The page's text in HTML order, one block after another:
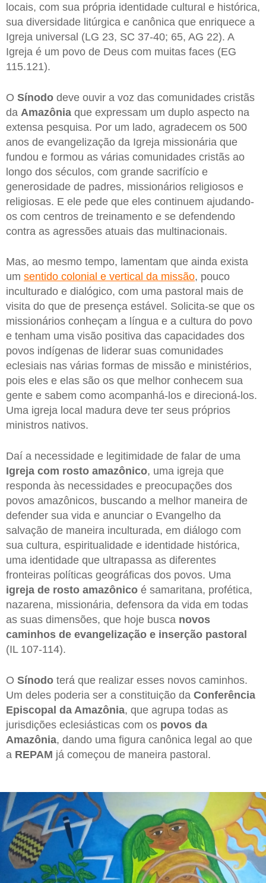
locais, com sua própria identidade cultural e histórica,
sua diversidade litúrgica e canônica que enriquece a
Igreja universal (LG 23, SC 37-40; 65, AG 22). A
Igreja é um povo de Deus com muitas faces (EG
115.121).
O Sínodo deve ouvir a voz das comunidades cristãs
da Amazônia que expressam um duplo aspecto na
extensa pesquisa. Por um lado, agradecem os 500
anos de evangelização da Igreja missionária que
fundou e formou as várias comunidades cristãs ao
longo dos séculos, com grande sacrifício e
generosidade de padres, missionários religiosos e
religiosas. E ele pede que eles continuem ajudando-
os com centros de treinamento e se defendendo
contra as agressões atuais das multinacionais.
Mas, ao mesmo tempo, lamentam que ainda exista
um sentido colonial e vertical da missão, pouco
inculturado e dialógico, com uma pastoral mais de
visita do que de presença estável. Solicita-se que os
missionários conheçam a língua e a cultura do povo
e tenham uma visão positiva das capacidades dos
povos indígenas de liderar suas comunidades
eclesiais nas várias formas de missão e ministérios,
pois eles e elas são os que melhor conhecem sua
gente e sabem como acompanhá-los e direcioná-los.
Uma igreja local madura deve ter seus próprios
ministros nativos.
Daí a necessidade e legitimidade de falar de uma
Igreja com rosto amazônico, uma igreja que
responda às necessidades e preocupações dos
povos amazônicos, buscando a melhor maneira de
defender sua vida e anunciar o Evangelho da
salvação de maneira inculturada, em diálogo com
sua cultura, espiritualidade e identidade histórica,
uma identidade que ultrapassa as diferentes
fronteiras políticas geográficas dos povos. Uma
igreja de rosto amazônico é samaritana, profética,
nazarena, missionária, defensora da vida em todas
as suas dimensões, que hoje busca novos
caminhos de evangelização e inserção pastoral
(IL 107-114).
O Sínodo terá que realizar esses novos caminhos.
Um deles poderia ser a constituição da Conferência
Episcopal da Amazônia, que agrupa todas as
jurisdições eclesiásticas com os povos da
Amazônia, dando uma figura canônica legal ao que
a REPAM já começou de maneira pastoral.